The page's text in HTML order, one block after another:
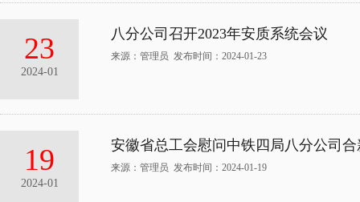
23
2024-01
八分公司召开2023年安质系统会议
来源：管理员 发布时间：2024-01-23
19
2024-01
安徽省总工会慰问中铁四局八分公司
来源：管理员 发布时间：2024-01-19